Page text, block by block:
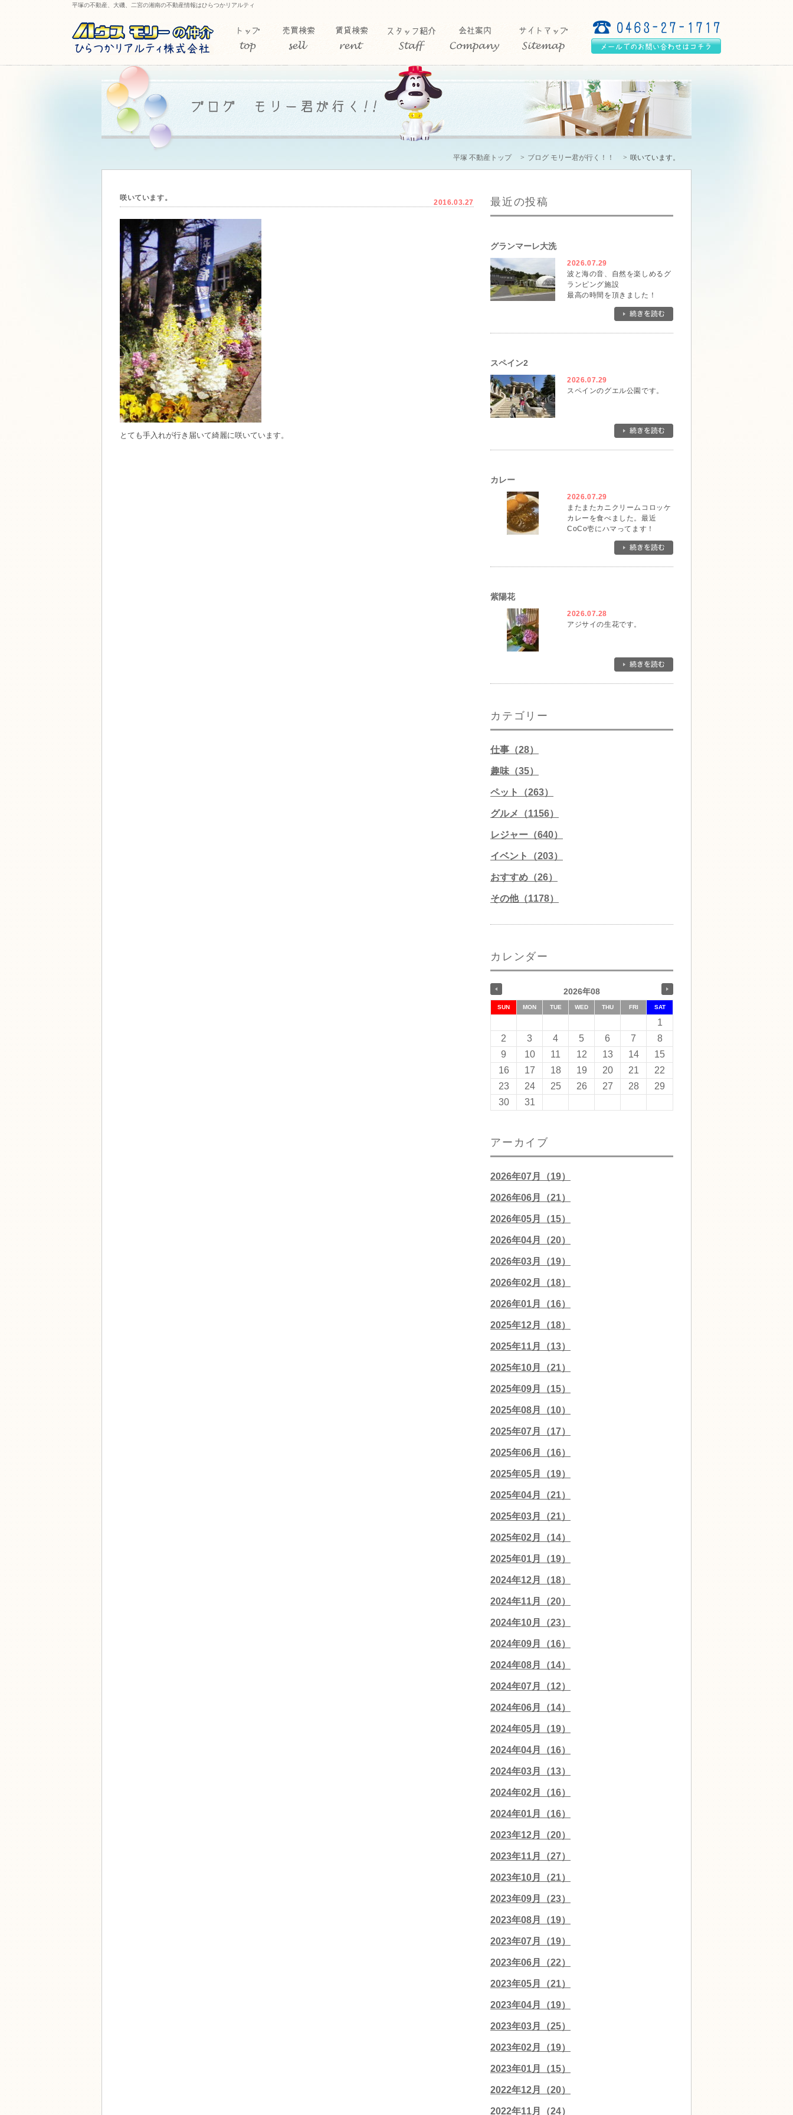
平塚の不動産、大磯、二宮の湘南の不動産情報はひらつかリアルティ
平塚 不動産トップ ブログ モリー君が行く！！ 咲いています。
咲いています。
2016.03.27
とても手入れが行き届いて綺麗に咲いています。
最近の投稿
グランマーレ大洗
2026.07.29
波と海の音、自然を楽しめるグ
ランピング施設
最高の時間を頂きました！
スペイン2
2026.07.29
スペインのグエル公園です。
カレー
2026.07.29
またまたカニクリームコロッケ
カレーを食べました。最近
CoCo壱にハマってます！
紫陽花
2026.07.28
アジサイの生花です。
カテゴリー
仕事（28）
趣味（35）
ペット（263）
グルメ（1156）
レジャー（640）
イベント（203）
おすすめ（26）
その他（1178）
カレンダー
2026年08
SUN MON TUE WED THU FRI SAT
1
2
3 4 5 6 7
8
9
10 11 12 13 14
15
16
17 18 19 20 21
22
23
24 25 26 27 28
29
30
31
アーカイブ
2026年07月（19）
2026年06月（21）
2026年05月（15）
2026年04月（20）
2026年03月（19）
2026年02月（18）
2026年01月（16）
2025年12月（18）
2025年11月（13）
2025年10月（21）
2025年09月（15）
2025年08月（10）
2025年07月（17）
2025年06月（16）
2025年05月（19）
2025年04月（21）
2025年03月（21）
2025年02月（14）
2025年01月（19）
2024年12月（18）
2024年11月（20）
2024年10月（23）
2024年09月（16）
2024年08月（14）
2024年07月（12）
2024年06月（14）
2024年05月（19）
2024年04月（16）
2024年03月（13）
2024年02月（16）
2024年01月（16）
2023年12月（20）
2023年11月（27）
2023年10月（21）
2023年09月（23）
2023年08月（19）
2023年07月（19）
2023年06月（22）
2023年05月（21）
2023年04月（19）
2023年03月（25）
2023年02月（19）
2023年01月（15）
2022年12月（20）
2022年11月（24）